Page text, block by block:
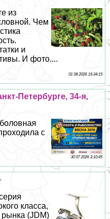
из
Чем
и
И фото....
01 08 2026 19:34:15
Петербурге, 34-я,
с
30 07 2026 3:10:45
класса,
(JDM)